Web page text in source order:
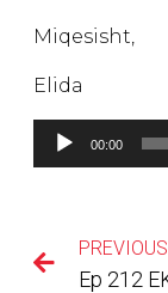
Miqesisht,
Elida
Lojtës
Audiosh
00:00
PREVIOUS